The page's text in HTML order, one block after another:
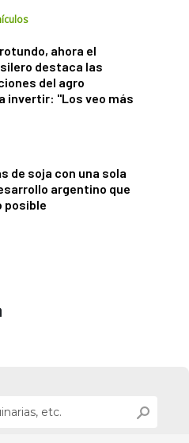
ahora el
destaca las
del agro
invertir: "Los veo más
de soja con una sola
argentino que
posible